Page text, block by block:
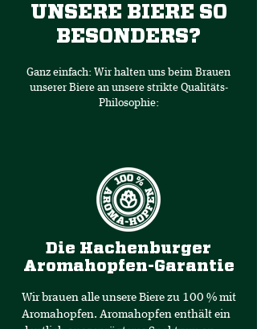
UNSERE BIERE SO
BESONDERS?
Ganz einfach: Wir halten uns beim Brauen
unserer Biere an unsere strikte Qualitäts-
Philosophie:
Die Hachenburger
Aromahopfen-Garantie
Wir brauen alle unsere Biere zu 100 % mit
Aromahopfen. Aromahopfen enthält ein